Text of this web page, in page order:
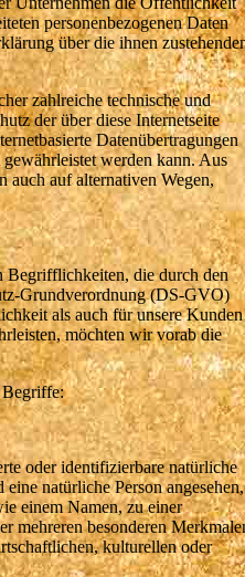
personenbezogenen Daten
über die ihnen
zahlreiche technische und
der über diese Internetseite
Datenübertragungen
werden kann. Aus
auch auf alternativen Wegen,
Begrifflichkeiten, die durch den
Grundverordnung (DS-GVO)
als auch für unsere Kunden
möchten wir vorab die
Begriffe:
oder identifizierbare natürliche
natürliche Person angesehen,
einem Namen, zu einer
mehreren besonderen
kulturellen oder